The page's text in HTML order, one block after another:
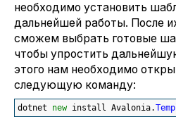
необходимо установить
дальнейшей работы. После
сможем выбрать готовые
чтобы упростить
этого нам необходимо
следующую команду:
dotnet new install Avalonia.